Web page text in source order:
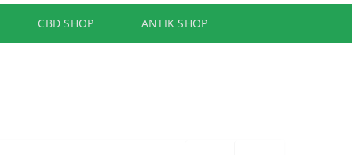
CBD SHOP ANTIK SHOP